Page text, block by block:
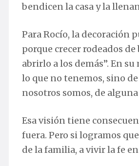
bendicen la casa y la
Para Rocío, la decoración
porque crecer rodeados
abrirlo a los demás”. En
lo que no tenemos, sino
nosotros somos, de
Esa visión tiene
fuera. Pero si logramos
de la familia, a vivir la fe